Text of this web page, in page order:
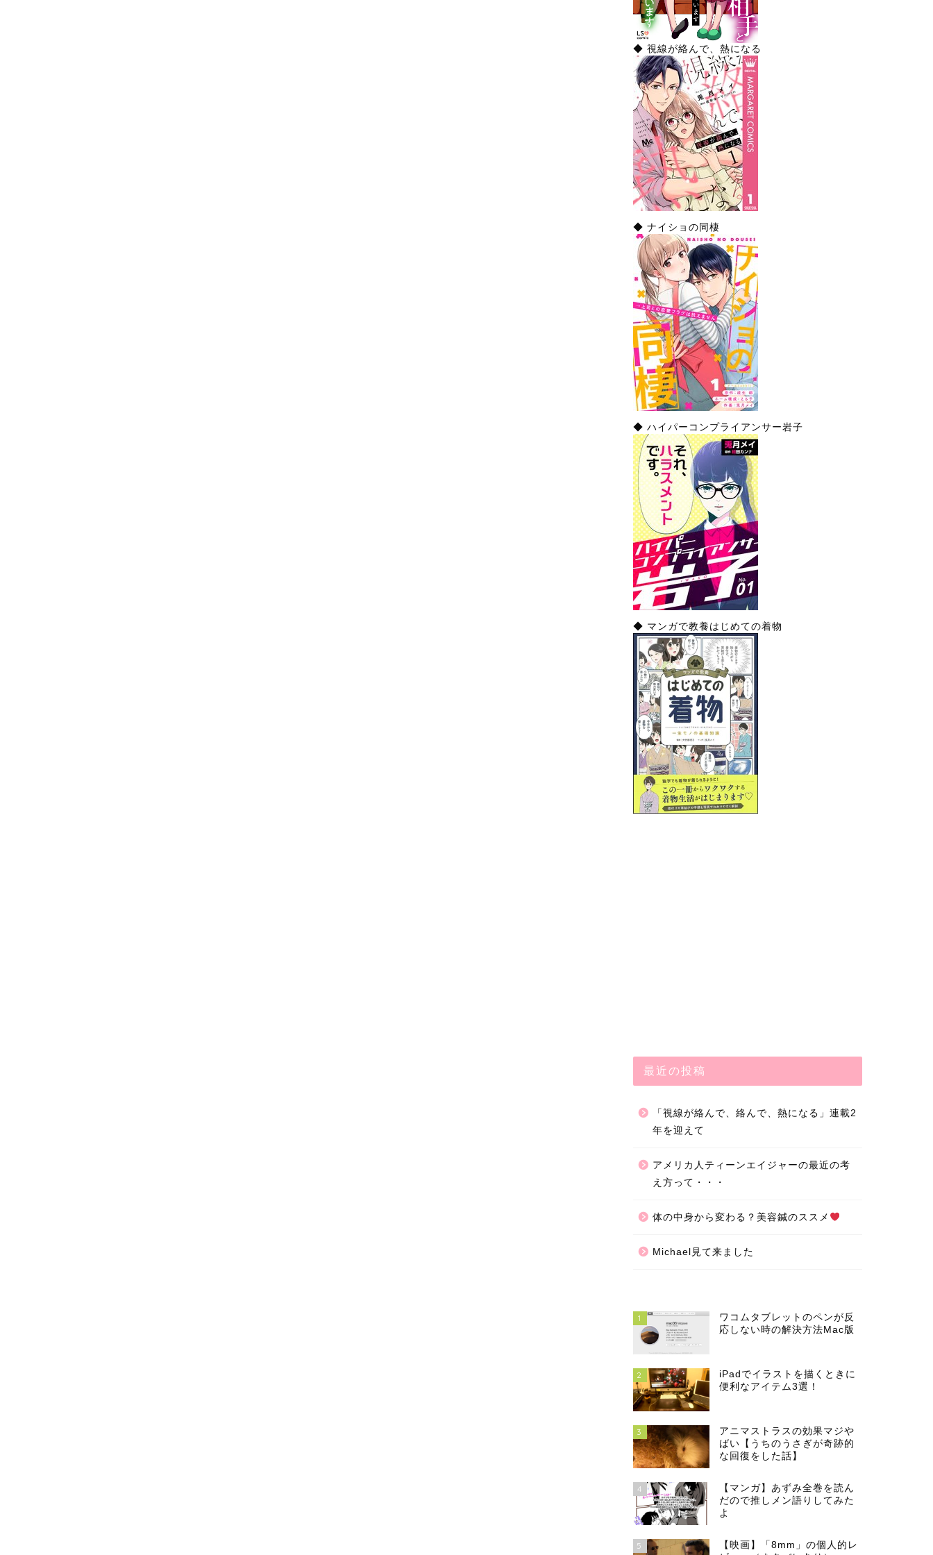
◆ 視線が絡んで、熱になる
◆ ナイショの同棲
◆ ハイパーコンプライアンサー岩子
◆ マンガで教養はじめての着物
最近の投稿
「視線が絡んで、絡んで、熱になる」連載2
年を迎えて
アメリカ人ティーンエイジャーの最近の考
え方って・・・
体の中身から変わる？美容鍼のススメ
Michael見て来ました
1
ワコムタブレットのペンが反
応しない時の解決方法Mac版
2
iPadでイラストを描くときに
便利なアイテム3選！
3
アニマストラスの効果マジや
ばい【うちのうさぎが奇跡的
な回復をした話】
4
【マンガ】あずみ全巻を読ん
だので推しメン語りしてみた
よ
5
【映画】「8mm」の個人的レ